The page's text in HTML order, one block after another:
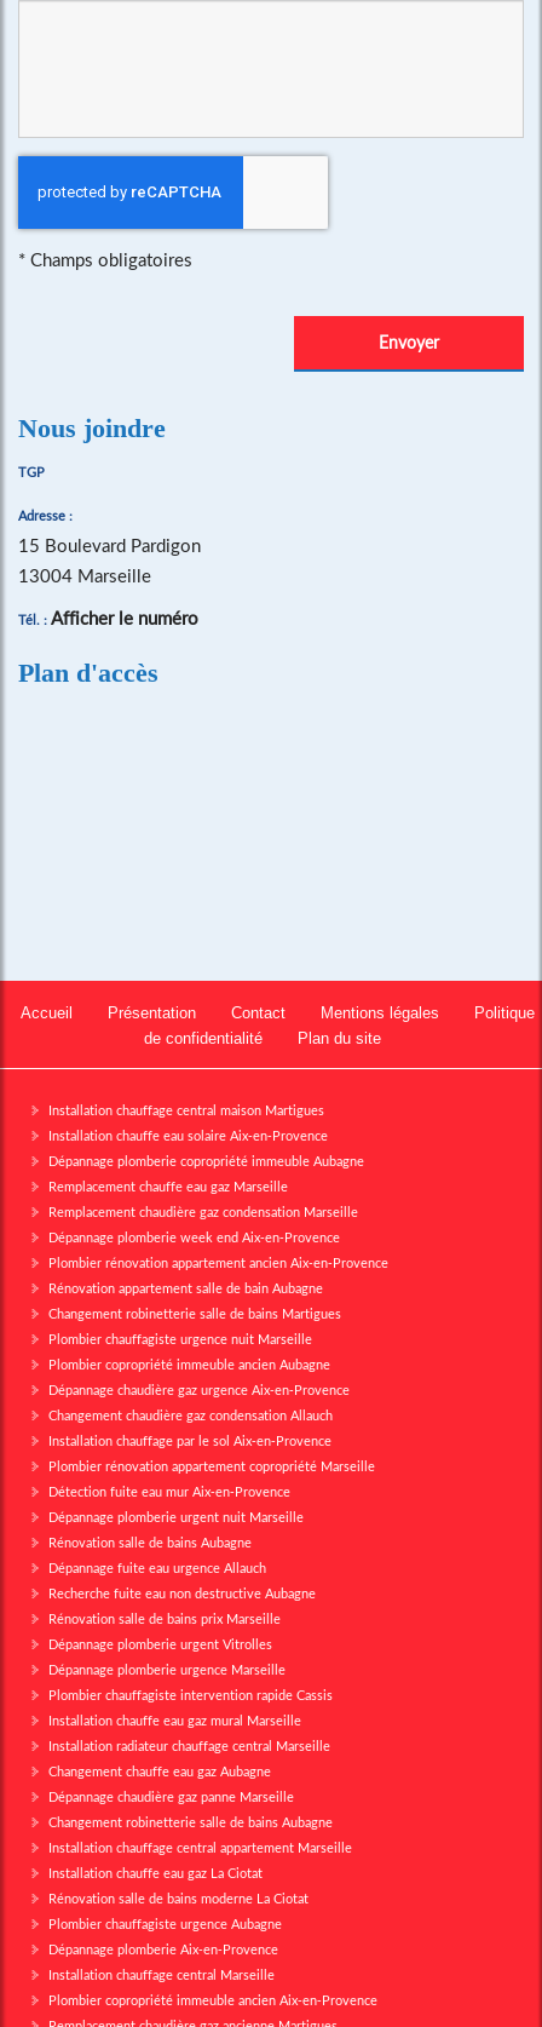
* Champs obligatoires
Nous joindre
TGP
Adresse :
15 Boulevard Pardigon
13004 Marseille
Tél. : Afficher le numéro
Plan d'accès
Accueil Présentation Contact Mentions légales
Politique
de confidentialité
Plan du site
Installation chauffage central maison Martigues
Installation chauffe eau solaire Aix-en-Provence
Dépannage plomberie copropriété immeuble Aubagne
Remplacement chauffe eau gaz Marseille
Remplacement chaudière gaz condensation Marseille
Dépannage plomberie week end Aix-en-Provence
Plombier rénovation appartement ancien Aix-en-Provence
Rénovation appartement salle de bain Aubagne
Changement robinetterie salle de bains Martigues
Plombier chauffagiste urgence nuit Marseille
Plombier copropriété immeuble ancien Aubagne
Dépannage chaudière gaz urgence Aix-en-Provence
Changement chaudière gaz condensation Allauch
Installation chauffage par le sol Aix-en-Provence
Plombier rénovation appartement copropriété Marseille
Détection fuite eau mur Aix-en-Provence
Dépannage plomberie urgent nuit Marseille
Rénovation salle de bains Aubagne
Dépannage fuite eau urgence Allauch
Recherche fuite eau non destructive Aubagne
Rénovation salle de bains prix Marseille
Dépannage plomberie urgent Vitrolles
Dépannage plomberie urgence Marseille
Plombier chauffagiste intervention rapide Cassis
Installation chauffe eau gaz mural Marseille
Installation radiateur chauffage central Marseille
Changement chauffe eau gaz Aubagne
Dépannage chaudière gaz panne Marseille
Changement robinetterie salle de bains Aubagne
Installation chauffage central appartement Marseille
Installation chauffe eau gaz La Ciotat
Rénovation salle de bains moderne La Ciotat
Plombier chauffagiste urgence Aubagne
Dépannage plomberie Aix-en-Provence
Installation chauffage central Marseille
Plombier copropriété immeuble ancien Aix-en-Provence